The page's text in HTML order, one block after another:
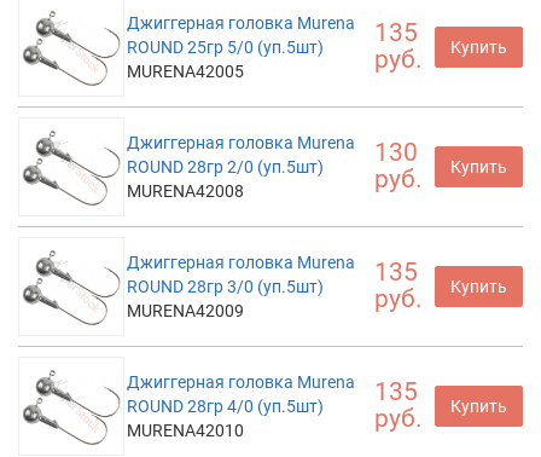
Джиггерная головка Murena
ROUND 25гр 5/0 (уп.5шт)
MURENA42005
135
руб.
Купить
Джиггерная головка Murena
ROUND 28гр 2/0 (уп.5шт)
MURENA42008
130
руб.
Купить
Джиггерная головка Murena
ROUND 28гр 3/0 (уп.5шт)
MURENA42009
135
руб.
Купить
Джиггерная головка Murena
ROUND 28гр 4/0 (уп.5шт)
MURENA42010
135
руб.
Купить